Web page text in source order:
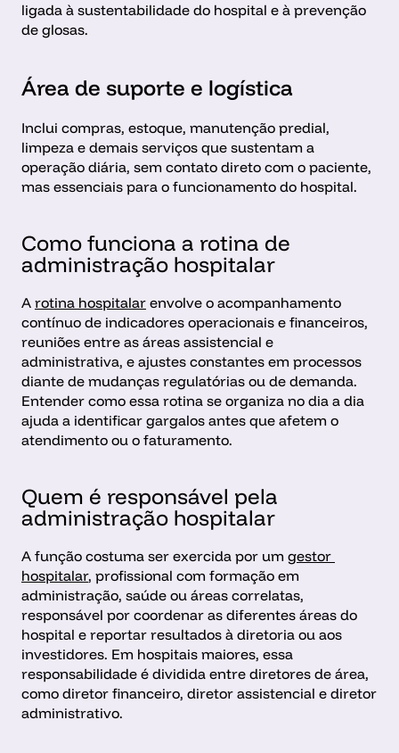
ligada à sustentabilidade do hospital e à prevenção
de glosas.
Área de suporte e logística
Inclui compras, estoque, manutenção predial,
limpeza e demais serviços que sustentam a
operação diária, sem contato direto com o paciente,
mas essenciais para o funcionamento do hospital.
Como funciona a rotina de
administração hospitalar
A rotina hospitalar envolve o acompanhamento
contínuo de indicadores operacionais e financeiros,
reuniões entre as áreas assistencial e
administrativa, e ajustes constantes em processos
diante de mudanças regulatórias ou de demanda.
Entender como essa rotina se organiza no dia a dia
ajuda a identificar gargalos antes que afetem o
atendimento ou o faturamento.
Quem é responsável pela
administração hospitalar
A função costuma ser exercida por um gestor
hospitalar, profissional com formação em
administração, saúde ou áreas correlatas,
responsável por coordenar as diferentes áreas do
hospital e reportar resultados à diretoria ou aos
investidores. Em hospitais maiores, essa
responsabilidade é dividida entre diretores de área,
como diretor financeiro, diretor assistencial e diretor
administrativo.